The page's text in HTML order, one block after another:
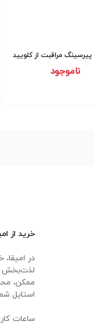
کد۲۰۴۹
خرید از
در
لذت‌بخش
ممکن،